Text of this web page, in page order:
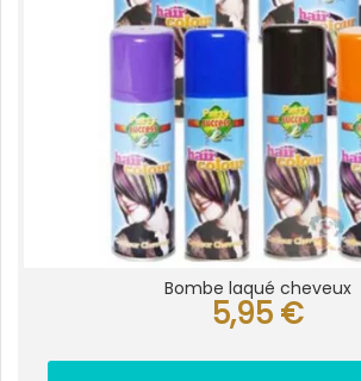
Bombe laqué cheveux
5,95 €